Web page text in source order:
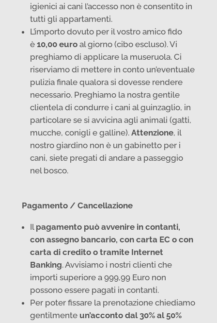
igienici ai cani l’accesso non è consentito in
tutti gli appartamenti.
L’importo dovuto per il vostro amico fido
è 10,00 euroal giorno (cibo escluso). Vi
preghiamo di applicare la museruola. Ci
riserviamo di mettere in conto un’eventuale
pulizia finale qualora si dovesse rendere
necessario. Preghiamo la nostra gentile
clientela di condurre i cani al guinzaglio, in
particolare se si avvicina agli animali (gatti,
mucche, conigli e galline). Attenzione, il
nostro giardino non è un gabinetto per i
cani, siete pregati di andare a passeggio
nel bosco.
Pagamento / Cancellazione
Il pagamento può avvenire in contanti,
con assegno bancario, con carta EC o con
carta di credito o tramite Internet
Banking. Avvisiamo i nostri clienti che
importi superiore a 999,99 Euro non
possono essere pagati in contanti.
Per poter fissare la prenotazione chiediamo
gentilmente un’acconto dal 30% al 50%